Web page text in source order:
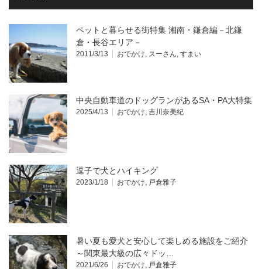
ペットと暮らせる街特集 湘南・鎌倉編－北鎌
倉・長谷エリア－
2011/3/13 おでかけ, スーさん, すまい
中央自動車道のドッグランがあるSA・PA大特集
2025/4/13 おでかけ, 吉川奈美紀
逗子で犬とハイキング
2023/1/18 おでかけ, 戸倉雅子
暑い夏も愛犬と安心して楽しめる施設をご紹介
～関東最大級の広々ドッ…
2021/6/26 おでかけ, 戸倉雅子